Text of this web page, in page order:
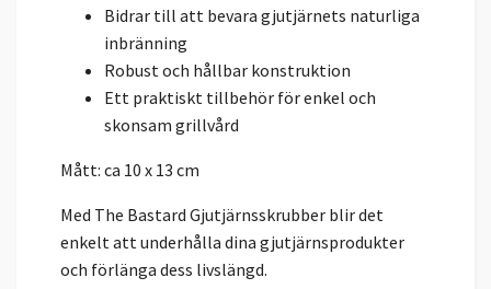
Bidrar till att bevara gjutjärnets naturliga
inbränning
Robust och hållbar konstruktion
Ett praktiskt tillbehör för enkel och
skonsam grillvård
Mått: ca 10 x 13 cm
Med The Bastard Gjutjärnsskrubber blir det
enkelt att underhålla dina gjutjärnsprodukter
och förlänga dess livslängd.